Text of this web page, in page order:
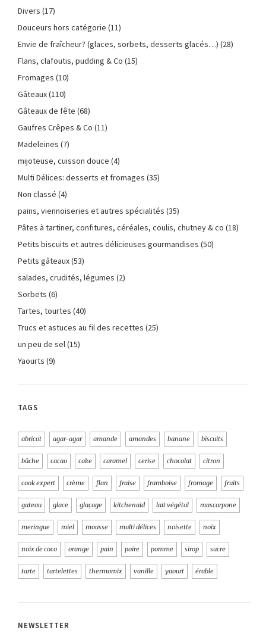
Divers (17)
Douceurs hors catégorie (11)
Envie de fraîcheur? (glaces, sorbets, desserts glacés…) (28)
Flans, clafoutis, pudding & Co (15)
Fromages (10)
Gâteaux(110)
Gâteaux de fête (68)
Gaufres Crêpes & Co (11)
Madeleines (7)
mijoteuse, cuisson douce (4)
Multi Délices: desserts et fromages (35)
Non classé (4)
pains, viennoiseries et autres spécialités (35)
Pâtes à tartiner, confitures, céréales, coulis, chutney & co (18)
Petits biscuits et autres délicieuses gourmandises (50)
Petits gâteaux(53)
salades, crudités, légumes (2)
Sorbets (6)
Tartes, tourtes (40)
Trucs et astuces au fil des recettes (25)
un peu de sel(15)
Yaourts (9)
TAGS
abricot agar-agar amande amandes banane biscuits
bûche cacao cake caramel cerise chocolat citron
cook expert crème flan fraise framboise fromage fruits
gateau glace glaçage kitchenaid lait végétal mascarpone
meringue miel mousse multi délices noisette noix
noix de coco orange pain poire pomme sirop sucre
tarte tartelettes thermomix vanille yaourt érable
NEWSLETTER